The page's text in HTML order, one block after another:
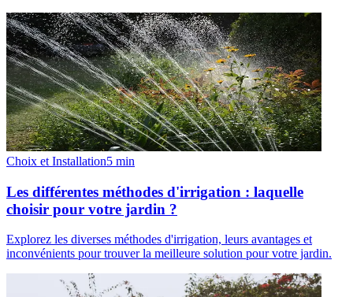
Choix et Installation5 min
Les différentes méthodes d'irrigation : laquelle
choisir pour votre jardin ?
Explorez les diverses méthodes d'irrigation, leurs avantages et
inconvénients pour trouver la meilleure solution pour votre jardin.